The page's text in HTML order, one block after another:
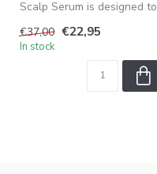
Scalp Serum is designed to
h...
€37,00 €22,95
In stock